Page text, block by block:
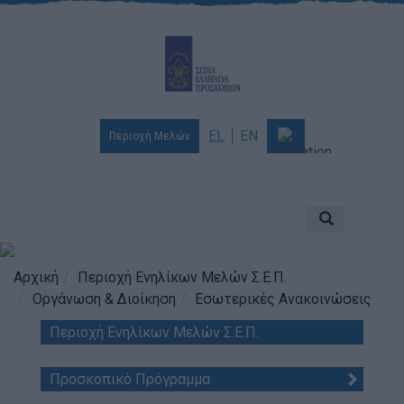
Περιοχή Μελών EL EN
Προσκοπισμός
Ιστορία
Διοίκηση
Χορηγοί & Υποστηρικτές
Βραβεία & Διακρίσεις
Αρχική
Περιοχή Ενηλίκων Μελών Σ.Ε.Π.
Οργάνωση & Διοίκηση
Εσωτερικές Ανακοινώσεις
Περιοχή Ενηλίκων Μελών Σ.Ε.Π.
Προσκοπικό Πρόγραμμα